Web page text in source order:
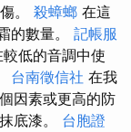
。 殺蟑螂 在這
的數量。 記帳服
低的音調中使
台南徵信社 在我
因素或更高的防
底漆。 台胞證